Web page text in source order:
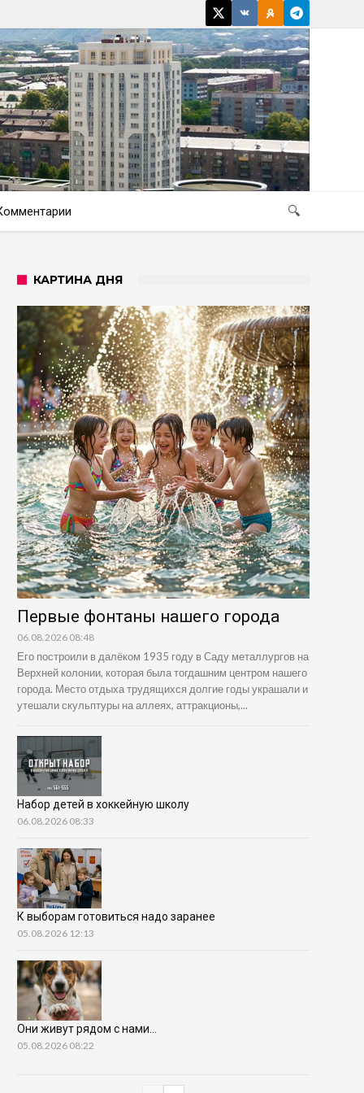
🔍
КАРТИНА ДНЯ
Первые фонтаны нашего города
06.08.2026 08:48
Его построили в далёком 1935 году в Саду металлургов на
Верхней колонии, которая была тогдашним центром нашего
города. Место отдыха трудящихся долгие годы украшали и
утешали скульптуры на аллеях, аттракционы,...
Набор детей в хоккейную школу
06.08.2026 08:33
К выборам готовиться надо заранее
05.08.2026 12:13
Они живут рядом с нами…
05.08.2026 08:22